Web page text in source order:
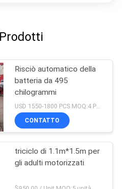
Risciò automatico della
batteria da 495
chilogrammi
USD 1550-1800 PCS MOQ:4 PCS
CONTATTO
triciclo di 1.1m*1.5m per
gli adulti motorizzati